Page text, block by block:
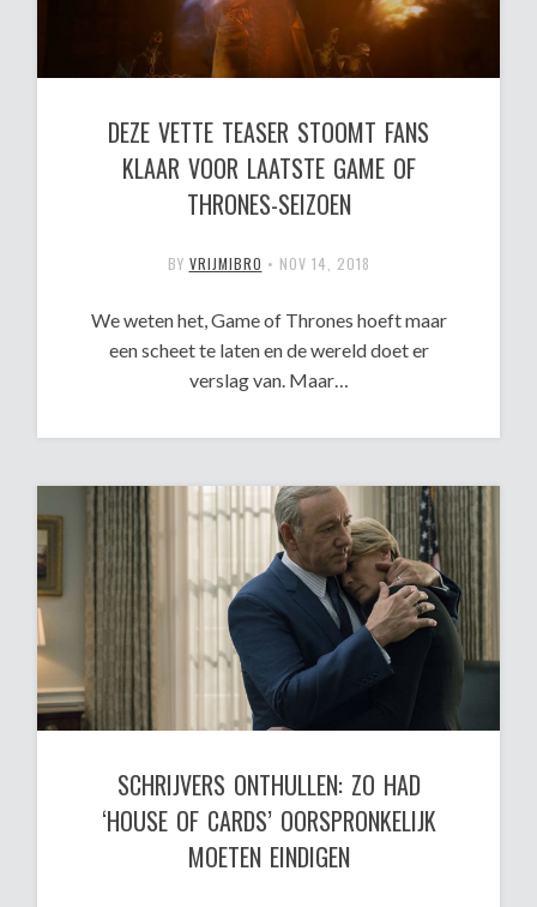
DEZE VETTE TEASER STOOMT FANS
KLAAR VOOR LAATSTE GAME OF
THRONES-SEIZOEN
BY VRIJMIBRO • NOV 14, 2018
We weten het, Game of Thrones hoeft maar
een scheet te laten en de wereld doet er
verslag van. Maar…
SCHRIJVERS ONTHULLEN: ZO HAD
‘HOUSE OF CARDS’ OORSPRONKELIJK
MOETEN EINDIGEN